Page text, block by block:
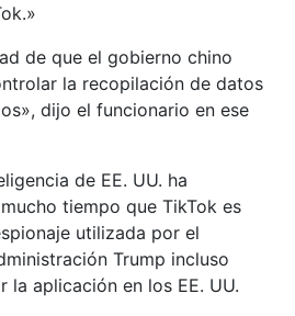
de que el gobierno chino
la recopilación de datos
dijo el funcionario en ese
de EE. UU. ha
tiempo que TikTok es
utilizada por el
Trump incluso
la aplicación en los EE. UU.